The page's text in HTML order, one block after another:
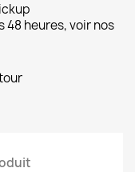
48 heures, voir nos